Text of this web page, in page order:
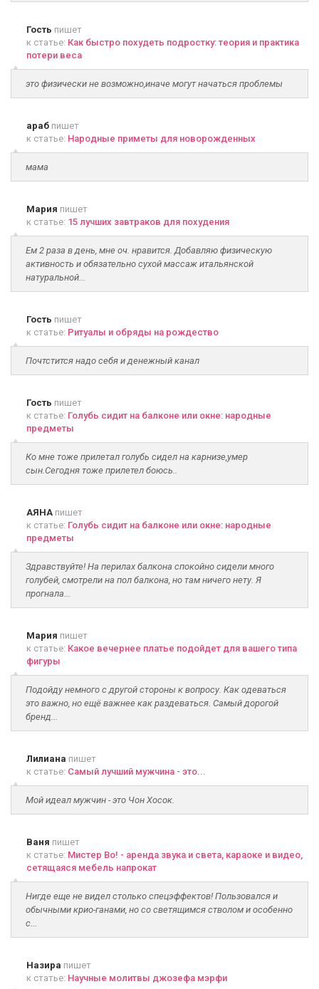
Гость пишет
к статье: Как быстро похудеть подростку: теория и практика
потери веса
это физически не возможно,иначе могут начаться проблемы
араб пишет
к статье: Народные приметы для новорожденных
мама
Мария пишет
к статье: 15 лучших завтраков для похудения
Ем 2 раза в день, мне оч. нравится. Добавляю физическую
активность и обязательно сухой массаж итальянской
натуральной...
Гость пишет
к статье: Ритуалы и обряды на рождество
Почтстится надо себя и денежный канал
Гость пишет
к статье: Голубь сидит на балконе или окне: народные
предметы
Ко мне тоже прилетал голубь сидел на карнизе,умер
сын.Сегодня тоже прилетел боюсь..
АЯНА пишет
к статье: Голубь сидит на балконе или окне: народные
предметы
Здравствуйте! На перилах балкона спокойно сидели много
голубей, смотрели на пол балкона, но там ничего нету. Я
прогнала...
Мария пишет
к статье: Какое вечернее платье подойдет для вашего типа
фигуры
Подойду немного с другой стороны к вопросу. Как одеваться
это важно, но ещё важнее как раздеваться. Самый дорогой
бренд...
Лилиана пишет
к статье: Самый лучший мужчина - это...
Мой идеал мужчин - это Чон Хосок.
Ваня пишет
к статье: Мистер Во! - аренда звука и света, караоке и видео,
сетящаяся мебель напрокат
Нигде еще не видел столько спецэффектов! Пользовался и
обычными крио-ганами, но со светящимся стволом и особенно
с...
Назира пишет
к статье: Научные молитвы джозефа мэрфи